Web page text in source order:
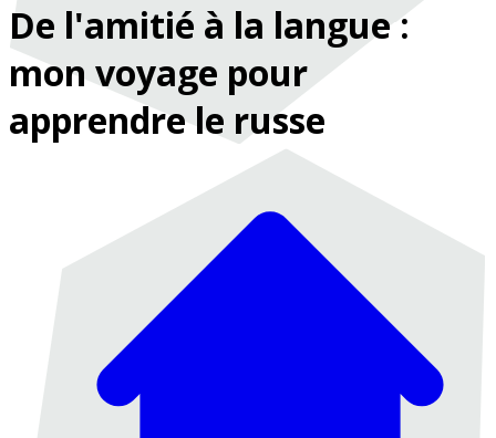
De l'amitié à la langue :
mon voyage pour
apprendre le russe